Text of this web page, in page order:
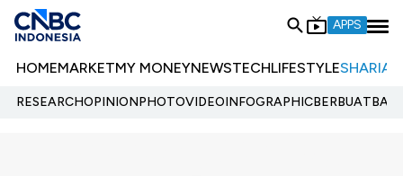
APPS
HOMEMARKETMY MONEYNEWSTECHLIFESTYLESHARIA
RESEARCHOPINIONPHOTOVIDEOINFOGRAPHIC